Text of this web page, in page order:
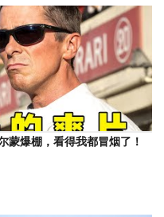
蒙爆棚，看得我都冒烟了！